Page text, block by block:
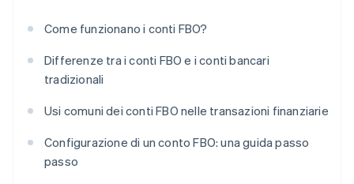
Come funzionano i conti FBO?
Differenze tra i conti FBO e i conti bancari
tradizionali
Usi comuni dei conti FBO nelle transazioni finanziarie
Configurazione di un conto FBO: una guida passo
passo